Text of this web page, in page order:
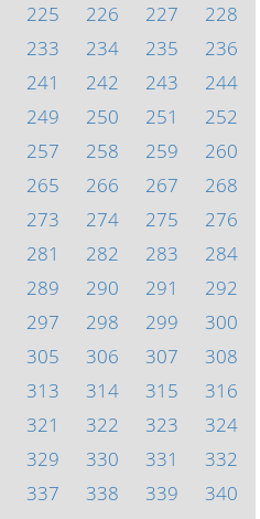
225 226 227
228
233 234 235
236
241 242 243
244
249 250 251
252
257 258 259
260
265 266 267
268
273 274 275
276
281 282 283
284
289 290 291
292
297 298 299
300
305 306 307
308
313 314 315
316
321 322 323
324
329 330 331
332
337 338 339
340